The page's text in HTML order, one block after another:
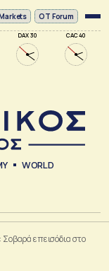
DAX 30 CAC 40
OT Forum
WORLD
επεισόδια στο